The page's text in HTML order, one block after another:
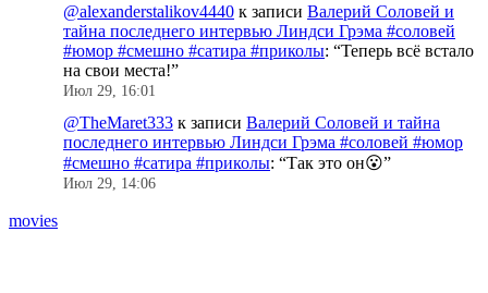
@alexanderstalikov4440 к записи Валерий Соловей и
тайна последнего интервью Линдси Грэма #соловей
#юмор #смешно #сатира #приколы: “Теперь всё встало
на свои места!”
Июл 29, 16:01
@TheMaret333 к записи Валерий Соловей и тайна
последнего интервью Линдси Грэма #соловей #юмор
#смешно #сатира #приколы: “Так это он😮”
Июл 29, 14:06
movies